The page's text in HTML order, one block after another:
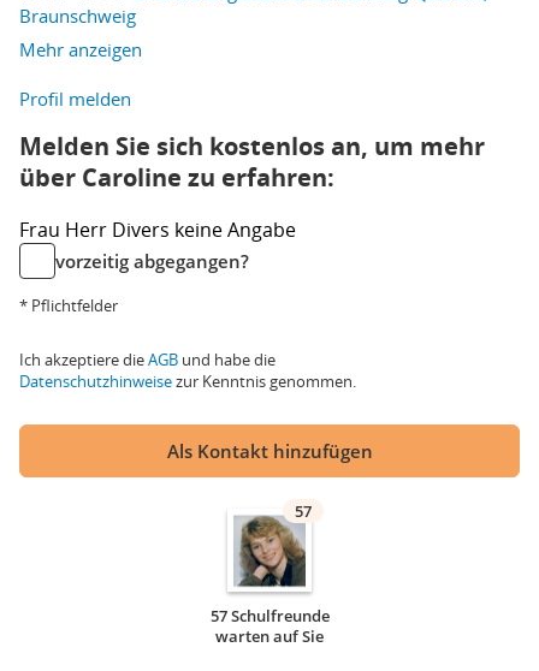
Braunschweig
Mehr anzeigen
Profil melden
Melden Sie sich kostenlos an, um mehr
über Caroline zu erfahren:
Frau Herr Divers keine Angabe
vorzeitig abgegangen?
* Pflichtfelder
Ich akzeptiere dieAGB und habe die
Datenschutzhinweisezur Kenntnis genommen.
Als Kontakt hinzufügen
57
57 Schulfreunde
warten auf Sie